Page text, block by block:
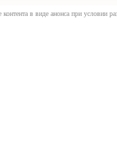
контента в виде анонса при условии